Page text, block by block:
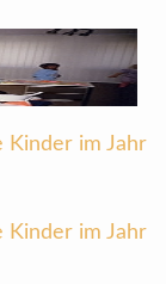
Kinder im Jahr
Kinder im Jahr